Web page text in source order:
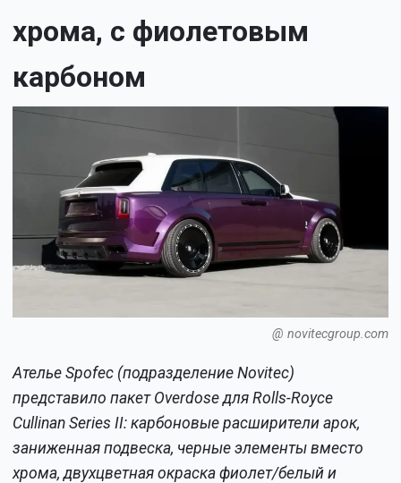
хрома, с фиолетовым
карбоном
@ novitecgroup.com
Ателье Spofec (подразделение Novitec)
представило пакет Overdose для Rolls-Royce
Cullinan Series II: карбоновые расширители арок,
заниженная подвеска, черные элементы вместо
хрома, двухцветная окраска фиолет/белый и